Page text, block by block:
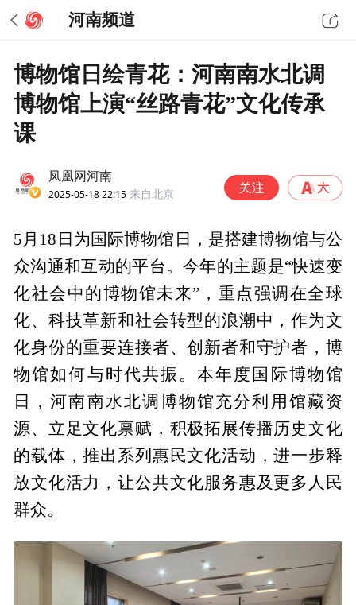
河南频道
博物馆日绘青花：河南南水北调
博物馆上演“丝路青花”文化传承
课
凤凰网河南
2025-05-18 22:15 来自北京
5月18日为国际博物馆日，是搭建博物馆与公
众沟通和互动的平台。今年的主题是“快速变
化社会中的博物馆未来”，重点强调在全球
化、科技革新和社会转型的浪潮中，作为文
化身份的重要连接者、创新者和守护者，博
物馆如何与时代共振。本年度国际博物馆
日，河南南水北调博物馆充分利用馆藏资
源、立足文化禀赋，积极拓展传播历史文化
的载体，推出系列惠民文化活动，进一步释
放文化活力，让公共文化服务惠及更多人民
群众。